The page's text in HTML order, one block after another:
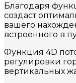
Благодаря
создаст
вашего
встроенного в
Функция 4D
регулировки
вертикальных